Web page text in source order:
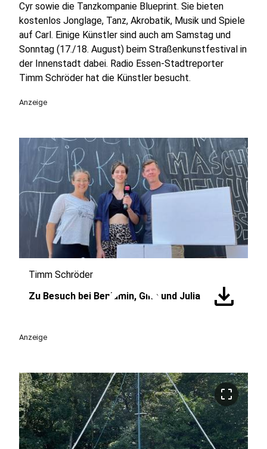
Cyr sowie die Tanzkompanie Blueprint. Sie bieten
kostenlos Jonglage, Tanz, Akrobatik, Musik und Spiele
auf Carl. Einige Künstler sind auch am Samstag und
Sonntag (17./18. August) beim Straßenkunstfestival in
der Innenstadt dabei. Radio Essen-Stadtreporter
Timm Schröder hat die Künstler besucht.
Anzeige
play_circle
Timm Schröder
Zu Besuch bei Benjamin, Gina und Julia
download
Anzeige
crop_free